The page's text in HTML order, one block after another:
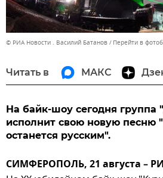
© РИА Новости . Василий Батанов Перейти в
Читать в МАКС
На байк-шоу сегодня группа
исполнит свою новую песню
останется русским".
СИМФЕРОПОЛЬ, 21 августа –